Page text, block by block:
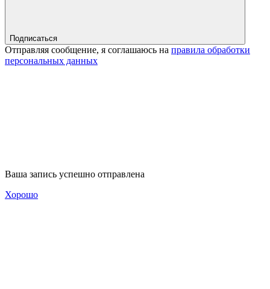
Подписаться
Отправляя сообщение, я соглашаюсь на правила обработки
персональных данных
Ваша запись успешно отправлена
Хорошо